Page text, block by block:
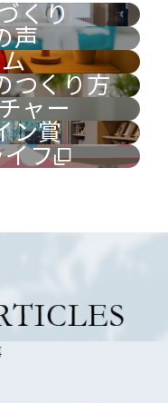
くり
声
つくり方
ャー
ン賞
フ